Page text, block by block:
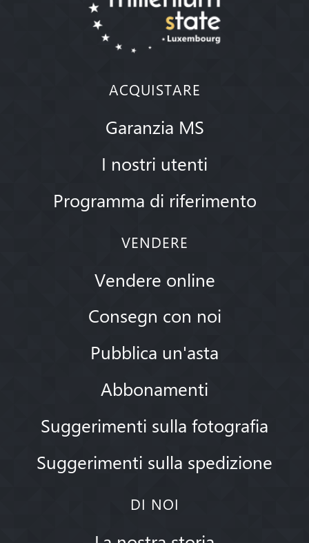
ACQUISTARE
Garanzia MS
I nostri utenti
Programma di riferimento
VENDERE
Vendere online
Consegn con noi
Pubblica un'asta
Abbonamenti
Suggerimenti sulla fotografia
Suggerimenti sulla spedizione
DI NOI